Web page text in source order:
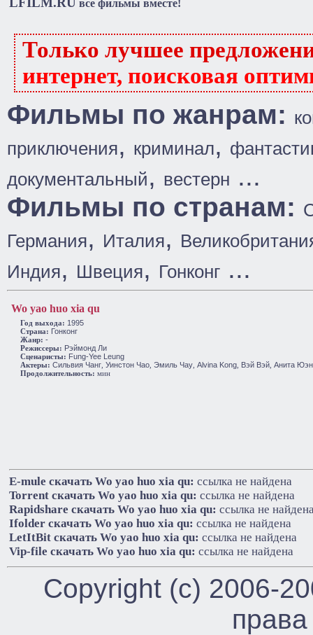
все фильмы вместе!
Только лучшее
интернет, поисковая
Фильмы по жанрам:
приключения, криминал,
документальный, вестерн ...
Фильмы по странам:
Германия, Италия,
Индия, Швеция, Гонконг ...
Wo yao huo xia qu
Год выхода: 1995
Cтрана: Гонконг
Жанр: -
Режиссеры: Рэймонд Ли
Сценаристы: Fung-Yee Leung
Актеры: Сильвия Чанг Уинстон Чао Эмиль Чау Alvina Kong Вэй Вэй Анита
Продолжительность: мин
E-mule cкачать Wo yao huo xia qu: ссылка не найдена
Torrent cкачать Wo yao huo xia qu: ссылка не найдена
Rapidshare cкачать Wo yao huo xia qu: ссылка не
Ifolder cкачать Wo yao huo xia qu: ссылка не найдена
LetItBit cкачать Wo yao huo xia qu: ссылка не найдена
Vip-file cкачать Wo yao huo xia qu: ссылка не найдена
Copyright (c) 2006-